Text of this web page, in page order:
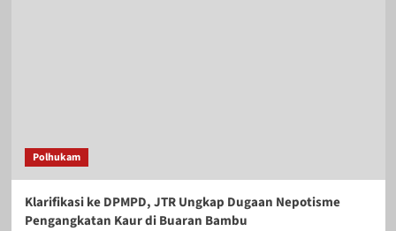
Polhukam
Klarifikasi ke DPMPD, JTR Ungkap Dugaan Nepotisme
Pengangkatan Kaur di Buaran Bambu